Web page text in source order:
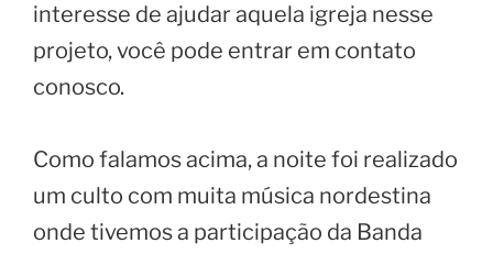
interesse de ajudar aquela igreja nesse
projeto, você pode entrar em contato
conosco.
Como falamos acima, a noite foi realizado
um culto com muita música nordestina
onde tivemos a participação da Banda